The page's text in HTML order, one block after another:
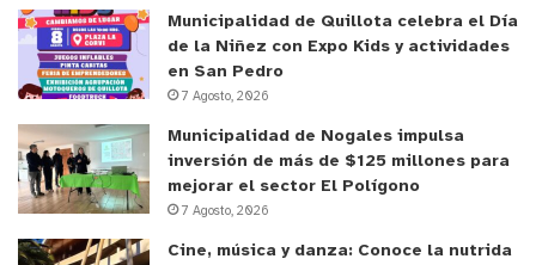
Municipalidad de Quillota celebra el Día
de la Niñez con Expo Kids y actividades
en San Pedro
7 Agosto, 2026
Municipalidad de Nogales impulsa
inversión de más de $125 millones para
mejorar el sector El Polígono
7 Agosto, 2026
Cine, música y danza: Conoce la nutrida